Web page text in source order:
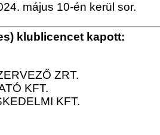
május 10-én kerül sor.
klublicencet kapott:
ZRT.
KFT.
KFT.